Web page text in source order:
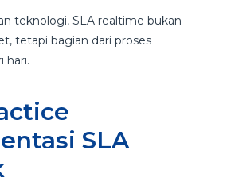
teknologi, SLA realtime bukan
tetapi bagian dari proses
hari.
SLA